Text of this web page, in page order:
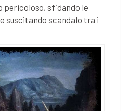
pericoloso, sfidando le
suscitando scandalo tra i